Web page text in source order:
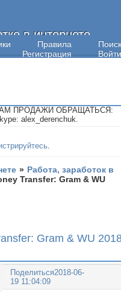
в интернете
Правила
Поиск
Регистрация
Войти
ПРОДАЖИ ОБРАЩАТЬСЯ:
alex_derenchuk.
» Работа, заработок в
Transfer: Gram & WU
Gram & WU
Поделиться2018-06-
19 11:04:09